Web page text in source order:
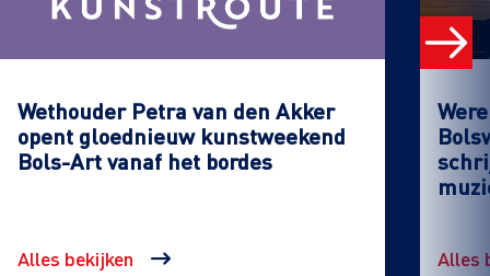
Wethouder Petra van den Akker
opent gloednieuw kunstweekend
Bols-Art vanaf het bordes
Alles bekijken Alles